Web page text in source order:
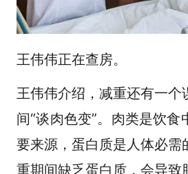
王伟伟正在查房。
王伟伟介绍，减重还有一个
间“谈肉色变”。肉类是饮食
要来源，蛋白质是人体必需
重期间缺乏蛋白质，会导致